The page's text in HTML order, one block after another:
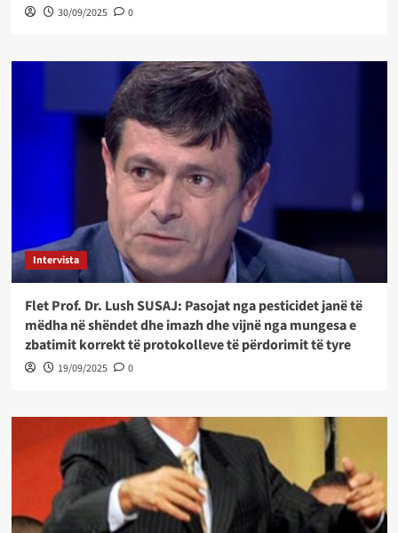
30/09/2025 0
Intervista
Flet Prof. Dr. Lush SUSAJ: Pasojat nga pesticidet janë të
mëdha në shëndet dhe imazh dhe vijnë nga mungesa e
zbatimit korrekt të protokolleve të përdorimit të tyre
19/09/2025 0